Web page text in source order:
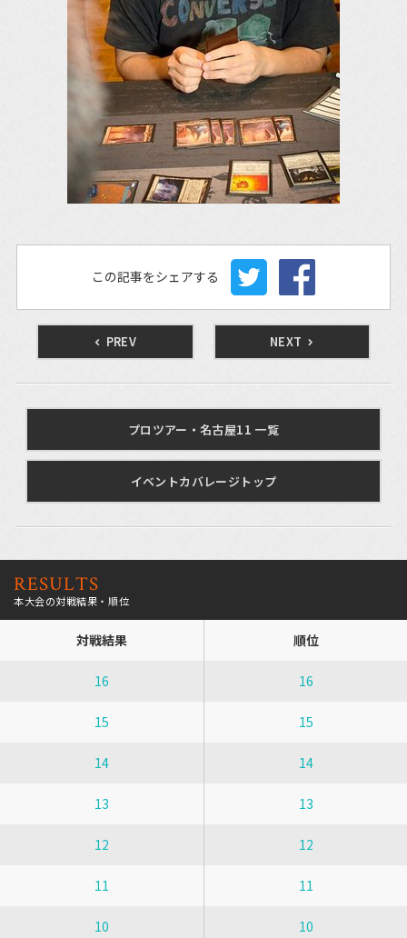
この記事をシェアする
PREV NEXT
プロツアー・名古屋11 一覧
イベントカバレージトップ
RESULTS
本大会の対戦結果・順位
対戦結果 順位
16 16
15 15
14 14
13 13
12 12
11 11
10 10